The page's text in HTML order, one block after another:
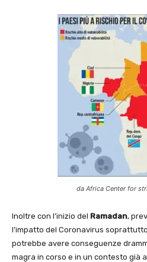
da Africa Center for
Inoltre con l’inizio del Ramadan,
l’impatto del Coronavirus soprattutto
potrebbe avere conseguenze
magra in corso e in un contesto già